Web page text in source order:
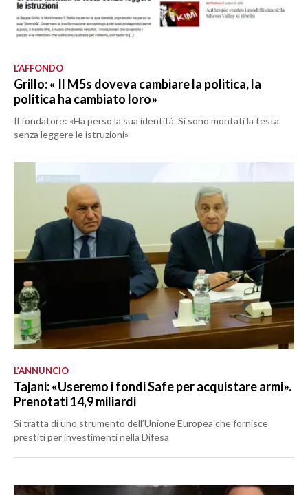
L’AFFONDO
Grillo: « Il M5s doveva cambiare la politica, la
politica ha cambiato loro»
Il fondatore: «Ha perso la sua identità. Si sono montati la testa
senza leggere le istruzioni»
L’ANNUNCIO
Tajani: «Useremo i fondi Safe per acquistare armi».
Prenotati 14,9 miliardi
Si tratta di uno strumento dell’Unione Europea che fornisce
prestiti per investimenti nella Difesa